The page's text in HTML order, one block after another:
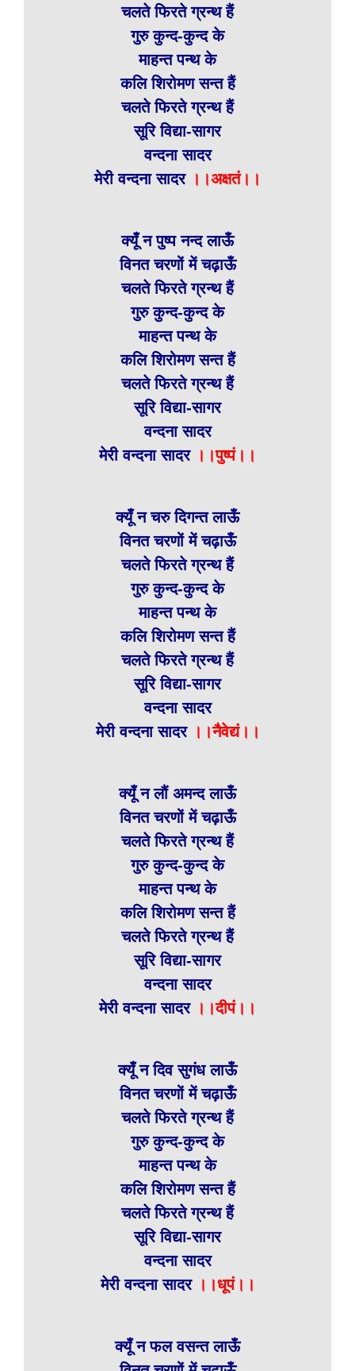
चलते फिरते ग्रन्थ हैं
गुरु कुन्द-कुन्द के
माहन्त पन्थ के
कलि शिरोमण सन्त हैं
चलते फिरते ग्रन्थ हैं
सूरि विद्या-सागर
वन्दना सादर
मेरी वन्दना सादर।।अक्षतं।।
क्यूँ न पुष्प नन्द लाऊँ
विनत चरणों में चढ़ाऊँ
चलते फिरते ग्रन्थ हैं
गुरु कुन्द-कुन्द के
माहन्त पन्थ के
कलि शिरोमण सन्त हैं
चलते फिरते ग्रन्थ हैं
सूरि विद्या-सागर
वन्दना सादर
मेरी वन्दना सादर।।पुष्पं।।
क्यूँ न चरु दिगन्त लाऊँ
विनत चरणों में चढ़ाऊँ
चलते फिरते ग्रन्थ हैं
गुरु कुन्द-कुन्द के
माहन्त पन्थ के
कलि शिरोमण सन्त हैं
चलते फिरते ग्रन्थ हैं
सूरि विद्या-सागर
वन्दना सादर
मेरी वन्दना सादर।।नैवेद्यं।।
क्यूँ न लौं अमन्द लाऊँ
विनत चरणों में चढ़ाऊँ
चलते फिरते ग्रन्थ हैं
गुरु कुन्द-कुन्द के
माहन्त पन्थ के
कलि शिरोमण सन्त हैं
चलते फिरते ग्रन्थ हैं
सूरि विद्या-सागर
वन्दना सादर
मेरी वन्दना सादर।।दीपं।।
क्यूँ न दिव सुगंध लाऊँ
विनत चरणों में चढ़ाऊँ
चलते फिरते ग्रन्थ हैं
गुरु कुन्द-कुन्द के
माहन्त पन्थ के
कलि शिरोमण सन्त हैं
चलते फिरते ग्रन्थ हैं
सूरि विद्या-सागर
वन्दना सादर
मेरी वन्दना सादर।।धूपं।।
क्यूँ न फल वसन्त लाऊँ